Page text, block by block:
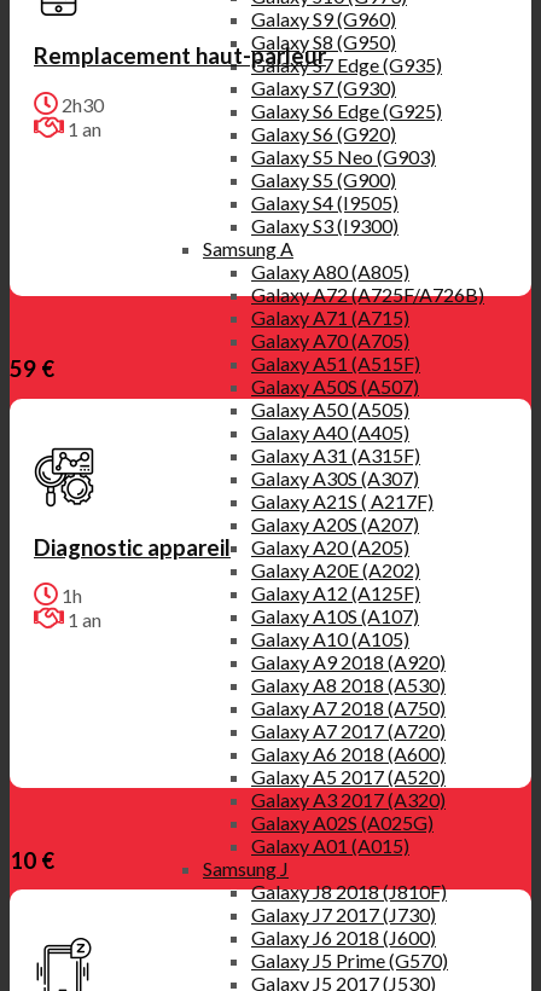
Galaxy S9 (G960)
Galaxy S8 (G950)
Galaxy S7 Edge (G935)
Galaxy S7 (G930)
Galaxy S6 Edge (G925)
Galaxy S6 (G920)
Galaxy S5 Neo (G903)
Galaxy S5 (G900)
Galaxy S4 (I9505)
Galaxy S3 (I9300)
Samsung A
Galaxy A80 (A805)
Galaxy A72 (A725F/A726B)
Galaxy A71 (A715)
Galaxy A70 (A705)
Galaxy A51 (A515F)
Galaxy A50S (A507)
Galaxy A50 (A505)
Galaxy A40 (A405)
Galaxy A31 (A315F)
Galaxy A30S (A307)
Galaxy A21S ( A217F)
Galaxy A20S (A207)
Galaxy A20 (A205)
Galaxy A20E (A202)
Galaxy A12 (A125F)
Galaxy A10S (A107)
Galaxy A10 (A105)
Galaxy A9 2018 (A920)
Galaxy A8 2018 (A530)
Galaxy A7 2018 (A750)
Galaxy A7 2017 (A720)
Galaxy A6 2018 (A600)
Galaxy A5 2017 (A520)
Galaxy A3 2017 (A320)
Galaxy A02S (A025G)
Galaxy A01 (A015)
Samsung J
Galaxy J8 2018 (J810F)
Galaxy J7 2017 (J730)
Galaxy J6 2018 (J600)
Galaxy J5 Prime (G570)
Galaxy J5 2017 (J530)
Remplacement haut-parleur
2h30
1 an
59 €
Diagnostic appareil
1h
1 an
10 €